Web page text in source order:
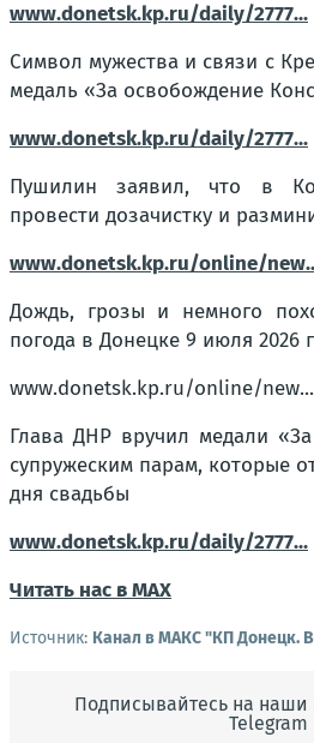
www.donetsk.kp.ru/daily/2777...
Символ мужества и связи с
медаль «За освобождение
www.donetsk.kp.ru/daily/2777...
Пушилин заявил, что в
провести дозачистку и
www.donetsk.kp.ru/online/
Дождь, грозы и немного
погода в Донецке 9 июля 2026
www.donetsk.kp.ru/online/new...
Глава ДНР вручил медали
супружеским парам, которые
дня свадьбы
www.donetsk.kp.ru/daily/2777...
Читать нас в МАХ
Источник: Канал в МАКС "КП Донeцк.
Подписывайтесь на
Telegram